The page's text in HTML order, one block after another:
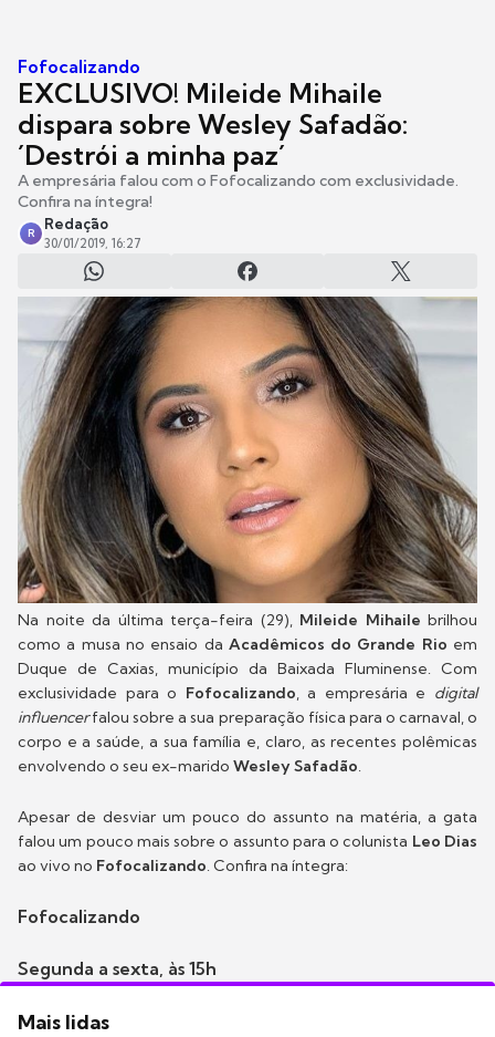
Fofocalizando
EXCLUSIVO! Mileide Mihaile
dispara sobre Wesley Safadão:
´Destrói a minha paz´
A empresária falou com o Fofocalizando com exclusividade.
Confira na íntegra!
R
Redação
30/01/2019, 16:27
Na noite da última terça-feira (29), Mileide Mihaile brilhou
como a musa no ensaio da Acadêmicos do Grande Rio em
Duque de Caxias, município da Baixada Fluminense. Com
exclusividade para o Fofocalizando, a empresária e digital
influencerfalou sobre a sua preparação física para o carnaval, o
corpo e a saúde, a sua família e, claro, as recentes polêmicas
envolvendo o seu ex-marido Wesley Safadão.
Apesar de desviar um pouco do assunto na matéria, a gata
falou um pouco mais sobre o assunto para o colunista Leo Dias
ao vivo no Fofocalizando. Confira na íntegra:
Fofocalizando
Segunda a sexta, às 15h
Mais lidas